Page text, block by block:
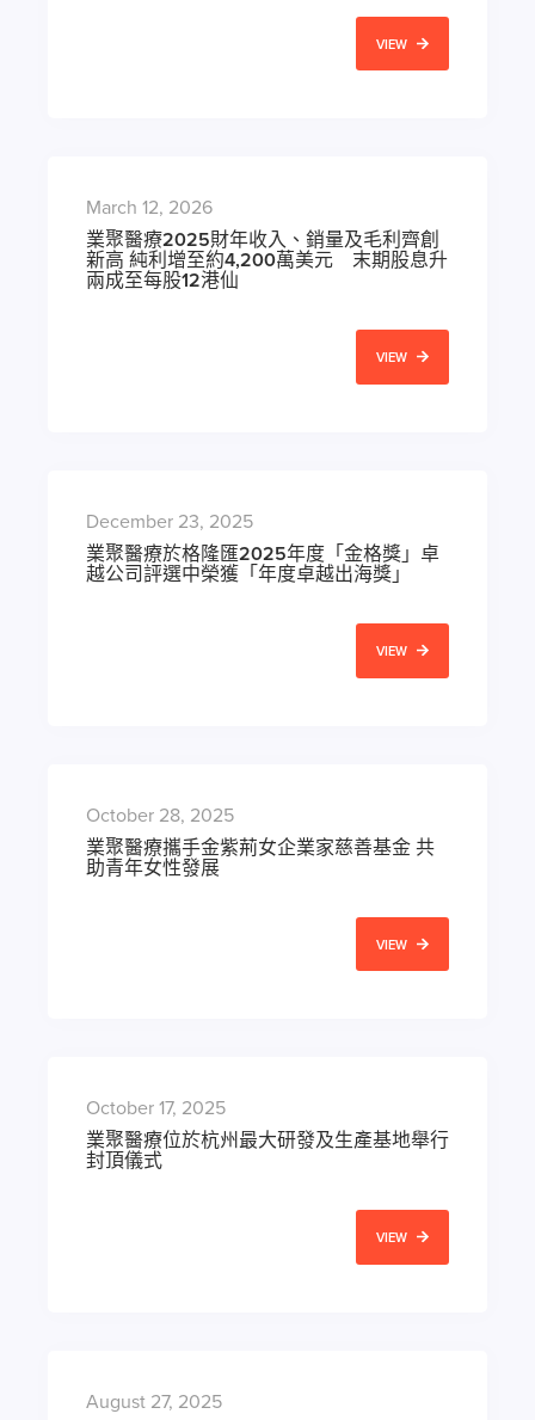
VIEW
March 12, 2026
業聚醫療2025財年收入、銷量及毛利齊創
新高 純利增至約4,200萬美元 末期股息升
兩成至每股12港仙
VIEW
December 23, 2025
業聚醫療於格隆匯2025年度「金格獎」卓
越公司評選中榮獲「年度卓越出海獎」
VIEW
October 28, 2025
業聚醫療攜手金紫荊女企業家慈善基金 共
助青年女性發展
VIEW
October 17, 2025
業聚醫療位於杭州最大研發及生產基地舉行
封頂儀式
VIEW
August 27, 2025